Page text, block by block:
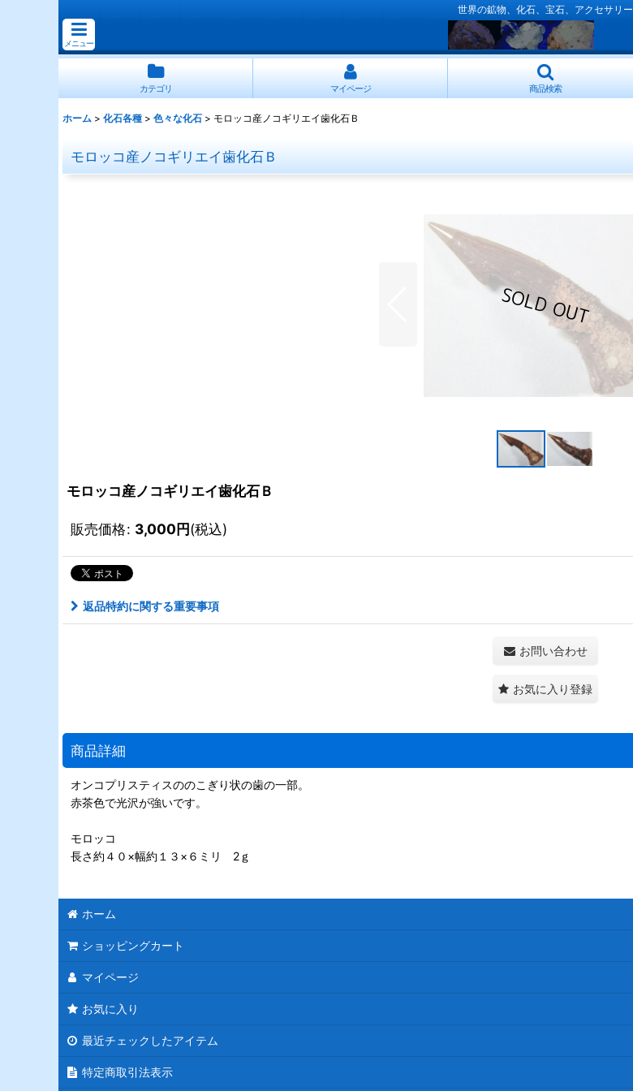
世界の鉱物、化石、宝石、アクセサリー
メニュー
カテゴリ マイページ 商品検索
ホーム > 化石各種 > 色々な化石 > モロッコ産ノコギリエイ歯化石Ｂ
モロッコ産ノコギリエイ歯化石Ｂ
モロッコ産ノコギリエイ歯化石Ｂ
販売価格: 3,000円(税込)
返品特約に関する重要事項
お問い合わせ
お気に入り登録
商品詳細
オンコプリスティスののこぎり状の歯の一部。
赤茶色で光沢が強いです。
モロッコ
長さ約４０×幅約１３×６ミリ 2ｇ
ホーム
ショッピングカート
マイページ
お気に入り
最近チェックしたアイテム
特定商取引法表示